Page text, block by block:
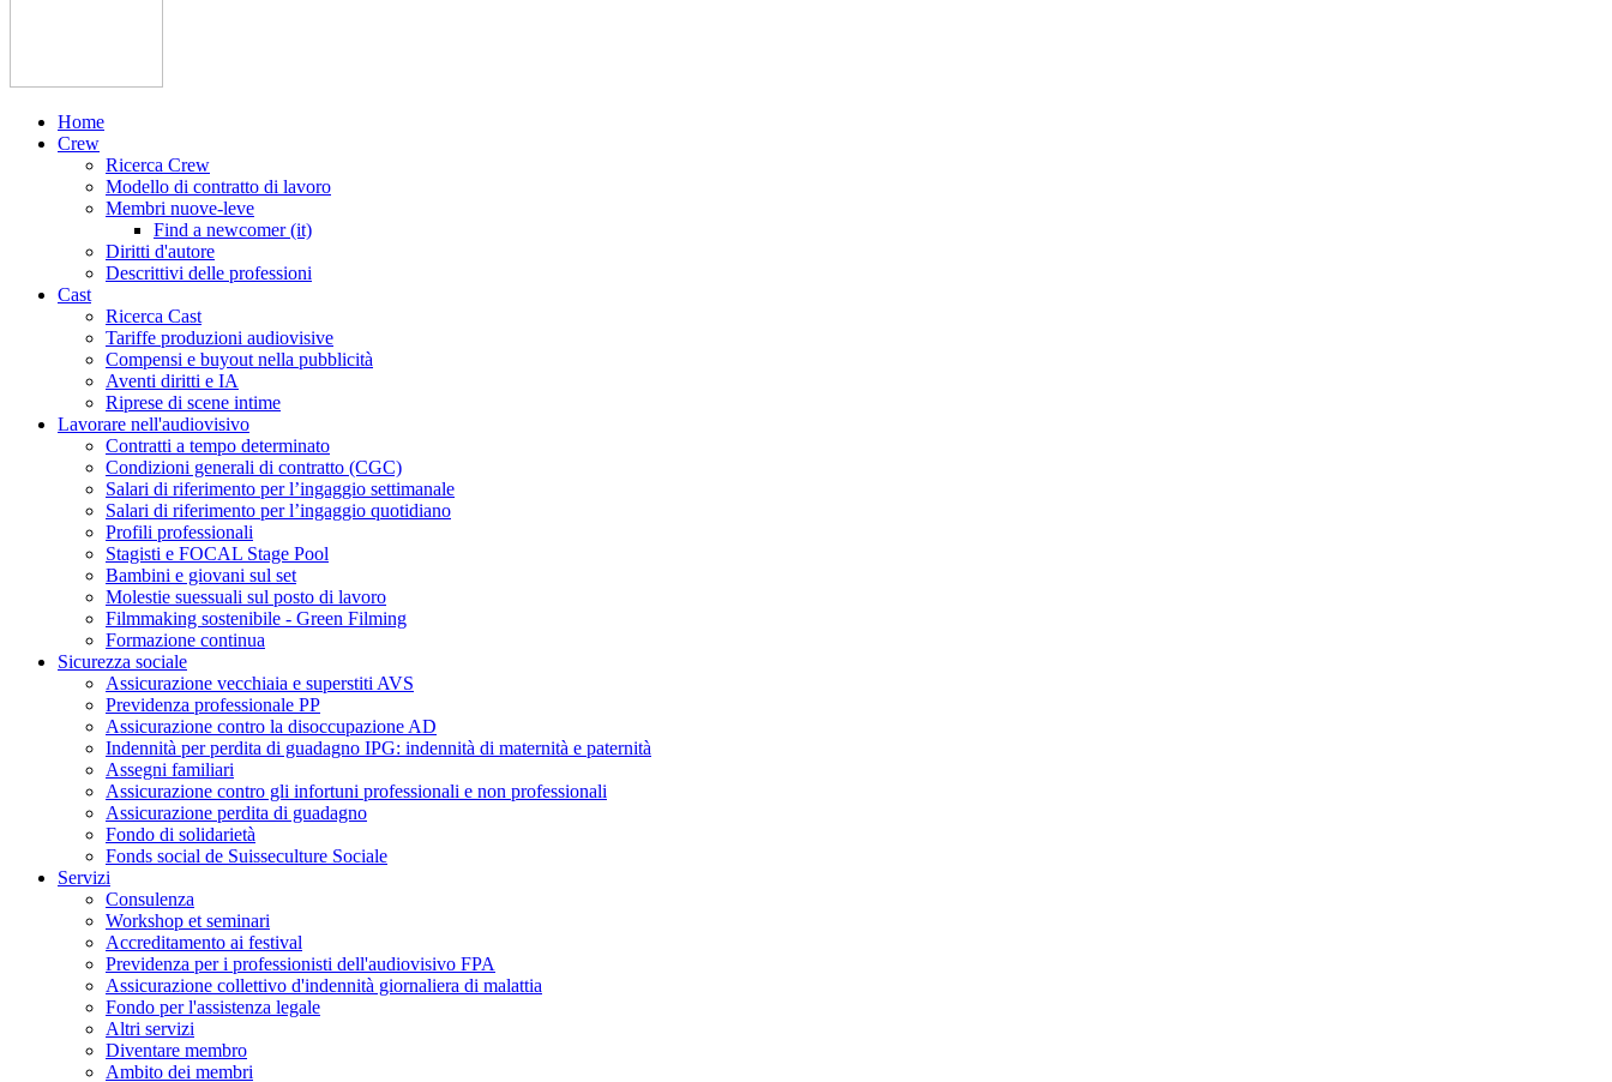
Home
Crew
Ricerca Crew
Modello di contratto di lavoro
Membri nuove-leve
Find a newcomer (it)
Diritti d'autore
Descrittivi delle professioni
Cast
Ricerca Cast
Tariffe produzioni audiovisive
Compensi e buyout nella pubblicità
Aventi diritti e IA
Riprese di scene intime
Lavorare nell'audiovisivo
Contratti a tempo determinato
Condizioni generali di contratto (CGC)
Salari di riferimento per l’ingaggio settimanale
Salari di riferimento per l’ingaggio quotidiano
Profili professionali
Stagisti e FOCAL Stage Pool
Bambini e giovani sul set
Molestie suessuali sul posto di lavoro
Filmmaking sostenibile - Green Filming
Formazione continua
Sicurezza sociale
Assicurazione vecchiaia e superstiti AVS
Previdenza professionale PP
Assicurazione contro la disoccupazione AD
Indennità per perdita di guadagno IPG: indennità di maternità e paternità
Assegni familiari
Assicurazione contro gli infortuni professionali e non professionali
Assicurazione perdita di guadagno
Fondo di solidarietà
Fonds social de Suisseculture Sociale
Servizi
Consulenza
Workshop et seminari
Accreditamento ai festival
Previdenza per i professionisti dell'audiovisivo FPA
Assicurazione collettivo d'indennità giornaliera di malattia
Fondo per l'assistenza legale
Altri servizi
Diventare membro
Ambito dei membri